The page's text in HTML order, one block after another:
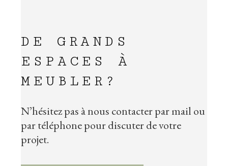
DE GRANDS
ESPACES À
MEUBLER?
N’hésitez pas à nous contacter par mail ou
par téléphone pour discuter de votre
projet.